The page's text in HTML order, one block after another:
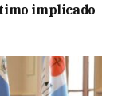
implicado